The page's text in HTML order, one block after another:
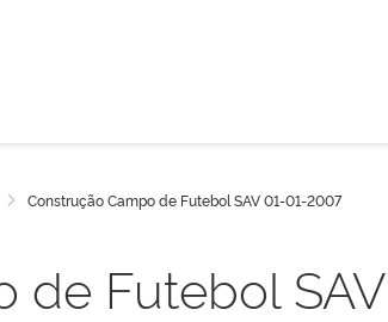
Construção Campo de Futebol SAV 01-01-2007
de Futebol